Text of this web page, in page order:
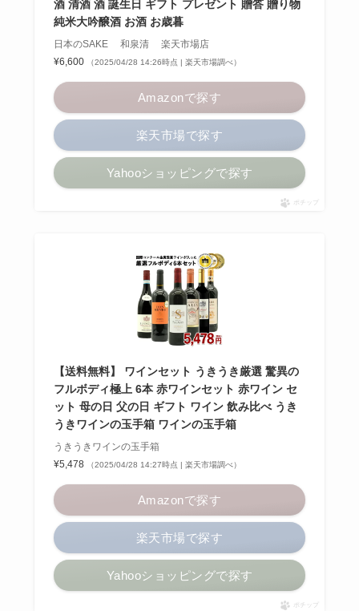
酒 清酒 酒 誕生日 ギフト プレゼント 贈答 贈り物
純米大吟醸酒 お酒 お歳暮
日本のSAKE 和泉清 楽天市場店
¥6,600
（2025/04/28 14:26時点 | 楽天市場調べ）
Amazonで探す
楽天市場で探す
Yahooショッピングで探す
ポチップ
【送料無料】 ワインセット うきうき厳選 驚異の
フルボディ極上 6本 赤ワインセット 赤ワイン セ
ット 母の日 父の日 ギフト ワイン 飲み比べ うき
うきワインの玉手箱 ワインの玉手箱
うきうきワインの玉手箱
¥5,478
（2025/04/28 14:27時点 | 楽天市場調べ）
Amazonで探す
楽天市場で探す
Yahooショッピングで探す
ポチップ